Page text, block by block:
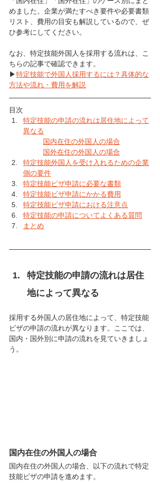
めました。企業が満たすべき要件や必要書類
リスト、費用の目安も解説しているので、ぜ
ひ参考にしてください。
なお、特定技能外国人を採用する流れは、こ
ちらの記事で確認できます。
▶特定技能で外国人採用するには？具体的な
方法や流れ・費用を解説
目次
特定技能の申請の流れは居住地によって
異なる
国内在住の外国人の場合
国外在住の外国人の場合
特定技能外国人を受け入れるための企業
側の要件
特定技能ビザ申請に必要な書類
特定技能ビザ申請にかかる費用
特定技能ビザ申請における注意点
特定技能の申請についてよくある質問
まとめ
特定技能の申請の流れは居住
地によって異なる
採用する外国人の居住地によって、特定技能
ビザの申請の流れが異なります。ここでは
国内・国外別に申請の流れを見ていきましょ
う。
国内在住の外国人の場合
国内在住の外国人の場合、以下の流れで特定
技能ビザの申請を進めます。